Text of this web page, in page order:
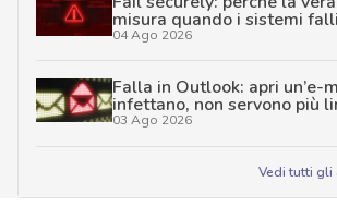
misura quando i sistemi
04 Ago 2026
Falla in Outlook: apri un’e-
infettano, non servono più
03 Ago 2026
Vedi tutti